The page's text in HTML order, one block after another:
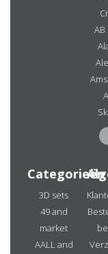
Categorieën
3D sets
49 and
market
AALL and